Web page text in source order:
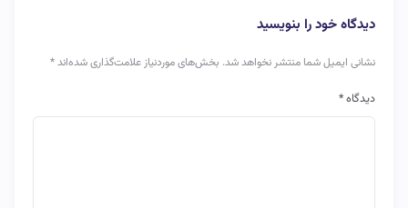
دیدگاه خود را بنویسید
نشانی ایمیل شما منتشر نخواهد شد. بخش‌های موردنیاز علامت‌گذاری شده‌اند*
دیدگاه*